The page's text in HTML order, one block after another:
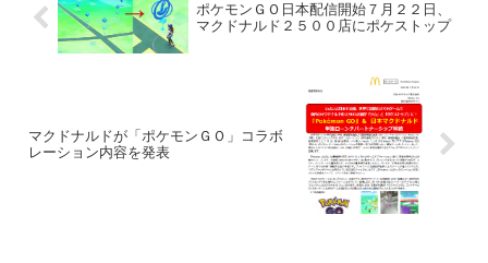
ポケモンＧＯ日本配信開始７月２２日、
マクドナルド２５００店にポケストップ
マクドナルドが「ポケモンＧＯ」コラボ
レーション内容を発表